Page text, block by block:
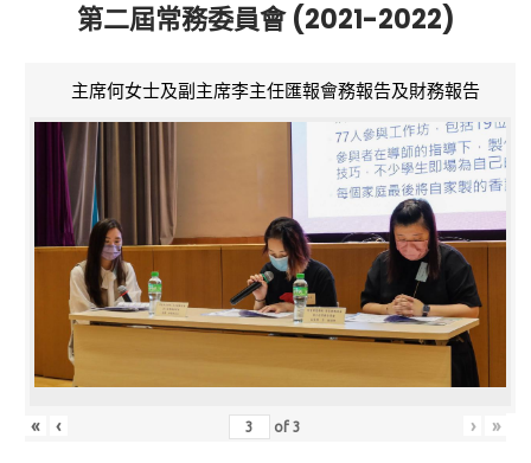
第二屆常務委員會 (2021-2022)
主席何女士及副主席李主任匯報會務報告及財務報告
« ‹ of3 › »